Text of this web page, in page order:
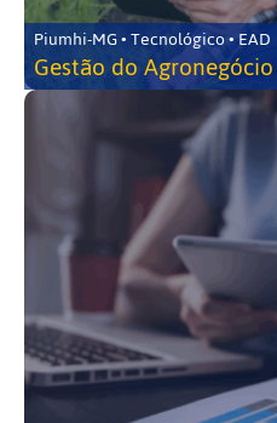
Piumhi-MG • Tecnológico • EAD
Gestão do